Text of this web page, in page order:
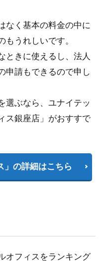
なく基本の料金の中に
うれしいです。
ときに使えるし、法人
申請もできるので申し
選ぶなら、ユナイテッ
ス銀座店」がおすすで
」の詳細はこちら
オフィスをランキング